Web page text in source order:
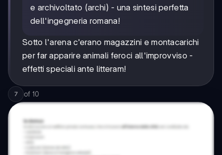
e archivoltato (archi) - una sintesi perfetta
dell'ingegneria romana!
Sotto l'arena c'erano magazzini e montacarichi
per far apparire animali feroci all'improvviso -
effetti speciali ante litteram!
7 of 10